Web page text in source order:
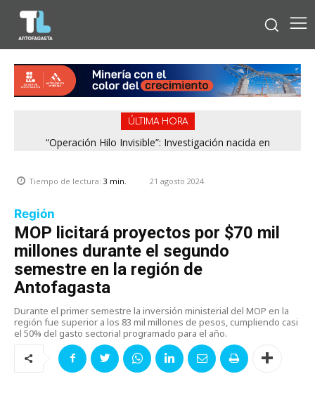
ÚLTIMA HORA
“Operación Hilo Invisible”: Investigación nacida en
Tiempo de lectura: 3 min. 21 agosto 2024
Región
MOP licitará proyectos por $70 mil
millones durante el segundo
semestre en la región de
Antofagasta
Durante el primer semestre la inversión ministerial del MOP en la
región fue superior a los 83 mil millones de pesos, cumpliendo casi
el 50% del gasto sectorial programado para el año.